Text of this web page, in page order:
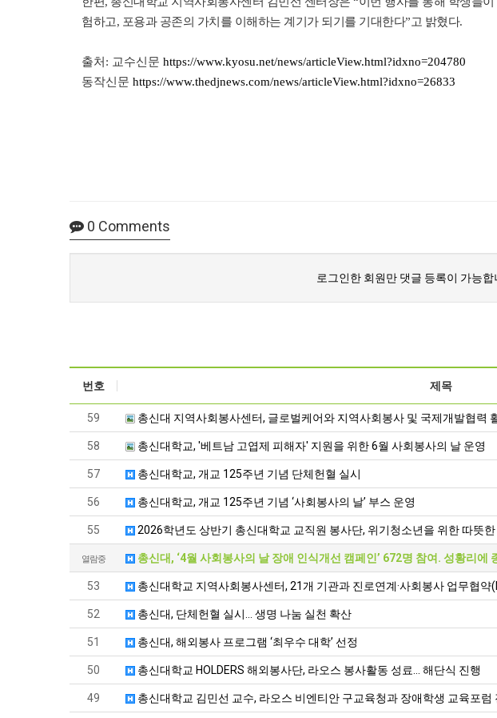
험하고, 포용과 공존의 가치를 이해하는 계기가 되기를 기대한다”고 밝혔다.
출처: 교수신문 https://www.kyosu.net/news/articleView.html?idxno=204780
동작신문 https://www.thedjnews.com/news/articleView.html?idxno=26833
0 Comments
로그인한 회원만 댓글 등록이 가능합
번호 제목
59 총신대 지역사회봉사센터, 글로벌케어와 지역사회봉사 및 국제개발협력
58 총신대학교, '베트남 고엽제 피해자' 지원을 위한 6월 사회봉사의 날 운영
57 총신대학교, 개교 125주년 기념 단체헌혈 실시
56 총신대학교, 개교 125주년 기념 ‘사회봉사의 날’ 부스 운영
55 2026학년도 상반기 총신대학교 교직원 봉사단, 위기청소년을 위한 따뜻
열람중 총신대, ‘4월 사회봉사의 날 장애 인식개선 캠페인’ 672명 참여. 성황리에
53 총신대학교 지역사회봉사센터, 21개 기관과 진로연계·사회봉사 업무협약
52 총신대, 단체헌혈 실시… 생명 나눔 실천 확산
51 총신대, 해외봉사 프로그램 ‘최우수 대학’ 선정
50 총신대학교 HOLDERS 해외봉사단, 라오스 봉사활동 성료… 해단식 진행
49 총신대학교 김민선 교수, 라오스 비엔티안 구교육청과 장애학생 교육포럼